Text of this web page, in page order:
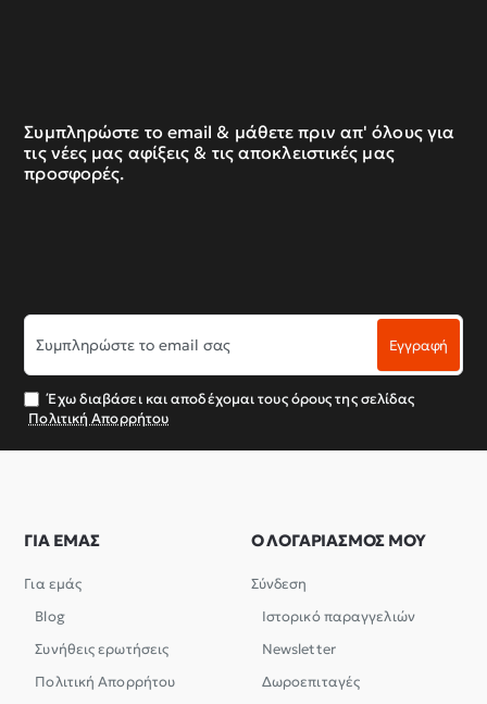
Συμπληρώστε το email & μάθετε πριν απ' όλους για
τις νέες μας αφίξεις & τις αποκλειστικές μας
προσφορές.
Συμπληρώστε
το
email
σας
Εγγραφή
Έχω διαβάσει και αποδέχομαι τους όρους της σελίδας
Πολιτική Απορρήτου
ΓΙΑ ΕΜΑΣ
Για εμάς
Blog
Συνήθεις ερωτήσεις
Πολιτική Απορρήτου
Ο ΛΟΓΑΡΙΑΣΜΟΣ ΜΟΥ
Σύνδεση
Ιστορικό παραγγελιών
Newsletter
Δωροεπιταγές